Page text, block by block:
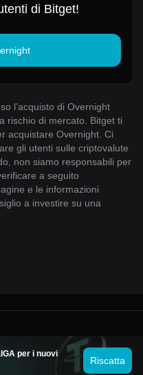
di Bitget!
l’acquisto di Overnight
rischio di mercato. Bitget ti
acquistare Overnight. Ci
gli utenti sulle criptovalute
non siamo responsabili per
a seguito
e le informazioni
a investire su una
per i nuovi
Riscatta
© 2026 Bitget